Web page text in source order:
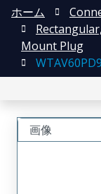
ホーム
Mount Plug
画像